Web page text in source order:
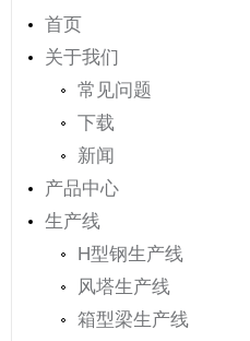
首页
关于我们
常见问题
下载
新闻
产品中心
生产线
H型钢生产线
风塔生产线
箱型梁生产线